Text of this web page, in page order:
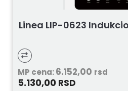
Linea LIP-0623
MP cena:6.152,00 rsd
5.130,00 RSD